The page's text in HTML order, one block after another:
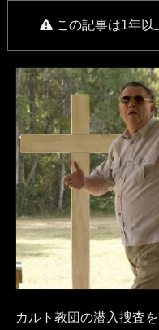
この記事は1年以
カルト教団の潜入捜査